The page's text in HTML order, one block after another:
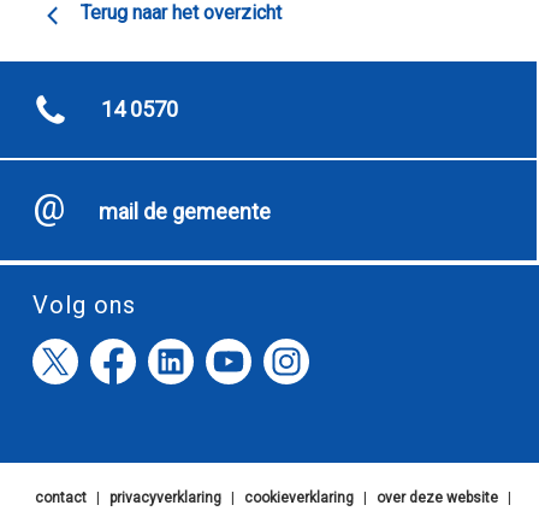
Terug naar het overzicht
14 0570
mail de gemeente
Volg ons
contact privacyverklaring cookieverklaring over deze website